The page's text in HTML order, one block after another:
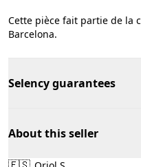
Cette pièce fait partie de la
Barcelona.
Selency guarantees
About this seller